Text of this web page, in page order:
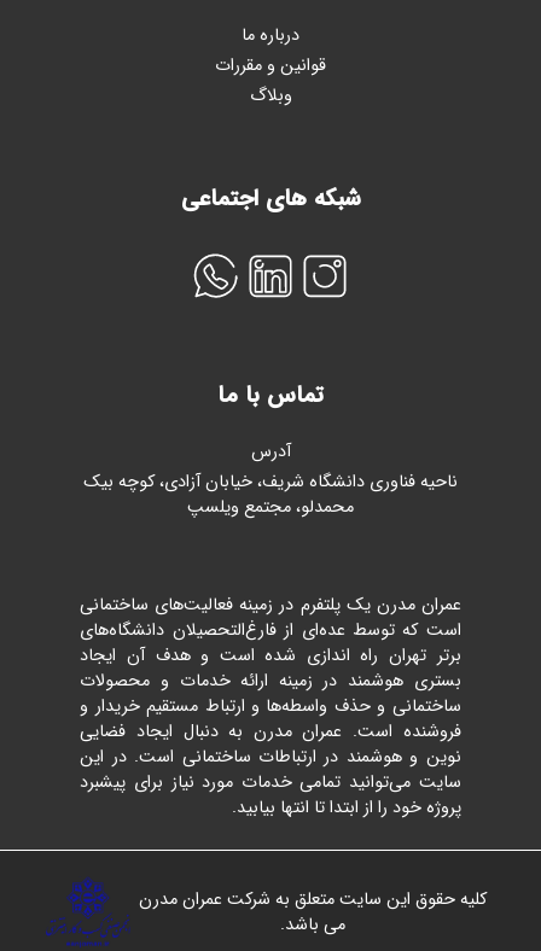
درباره ما
قوانین و مقررات
وبلاگ
شبکه های اجتماعی
تماس با ما
آدرس
ناحیه فناوری دانشگاه شریف، خیابان آزادی، کوچه بیک
محمدلو، مجتمع ویلسپ
عمران مدرن یک پلتفرم در زمینه فعالیت‌های ساختمانی
است که توسط عده‌ای از فارغ‌التحصیلان دانشگاه‌های
برتر تهران راه اندازی شده است و هدف آن ایجاد
بستری هوشمند در زمینه ارائه خدمات و محصولات
ساختمانی و حذف واسطه‌ها و ارتباط مستقیم خریدار و
فروشنده است. عمران مدرن به دنبال ایجاد فضایی
نوین و هوشمند در ارتباطات ساختمانی است. در این
سایت می‌توانید تمامی خدمات مورد نیاز برای پیشبرد
پروژه خود را از ابتدا تا انتها بیابید.
کلیه حقوق این سایت متعلق به شرکت عمران مدرن
می باشد.